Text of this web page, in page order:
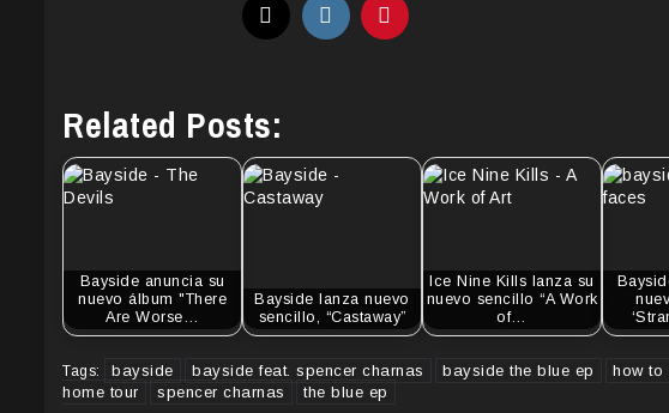
Related Posts:
Bayside anuncia su
nuevo álbum "There
Are Worse…
Bayside lanza nuevo
sencillo, “Castaway”
Ice Nine Kills lanza su
nuevo sencillo “A Work
of…
Tags: bayside bayside feat. spencer charnas bayside the blue ep how to
home tour
spencer charnas the blue ep